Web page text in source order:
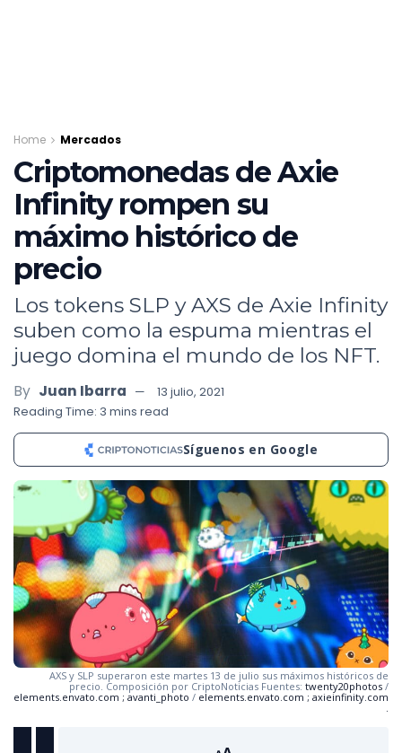
Home Mercados
Criptomonedas de Axie
Infinity rompen su
máximo histórico de
precio
Los tokens SLP y AXS de Axie Infinity
suben como la espuma mientras el
juego domina el mundo de los NFT.
By Juan Ibarra
13 julio, 2021
Reading Time: 3 mins read
Síguenos en Google
AXS y SLP superaron este martes 13 de julio sus máximos históricos de
precio. Composición por CriptoNoticias Fuentes: twenty20photos /
elements.envato.com ; avanti_photo / elements.envato.com ; axieinfinity.com